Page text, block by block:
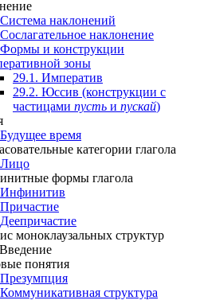
Система наклонений
Сослагательное наклонение
Формы и конструкции
зоны
29.1. Императив
29.2. Юссив (конструкции с
частицами пусть и пускай)
Будущее время
категории глагола
Лицо
формы глагола
Инфинитив
Причастие
Деепричастие
моноклаузальных структур
Введение
понятия
Презумпция
Коммуникативная структура